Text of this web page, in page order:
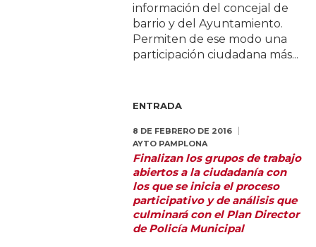
información del concejal de
barrio y del Ayuntamiento.
Permiten de ese modo una
participación ciudadana más...
ENTRADA
8 DE FEBRERO DE 2016
AYTO PAMPLONA
Finalizan los grupos de trabajo
abiertos a la ciudadanía con
los que se inicia el proceso
participativo y de análisis que
culminará con el Plan Director
de Policía Municipal